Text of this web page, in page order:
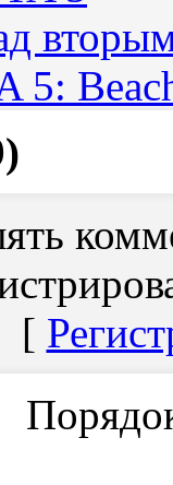
5:
[